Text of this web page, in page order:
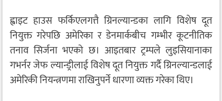
ह्वाइट हाउस फर्किएलगत्तै ग्रिनल्यान्डका लागि विशेष दूत
नियुक्त गरेपछि अमेरिका र डेनमार्कबीच गम्भीर कूटनीतिक
तनाव सिर्जना भएको छ। आइतबार ट्रम्पले लुइसियानाका
गभर्नर जेफ ल्यान्ड्रीलाई विशेष दूत नियुक्त गर्दै ग्रिनल्यान्डलाई
अमेरिकी नियन्त्रणमा राखिनुपर्ने धारणा व्यक्त गरेका थिए।